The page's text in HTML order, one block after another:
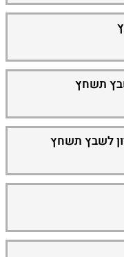
תשחץ
לשבץ תשחץ